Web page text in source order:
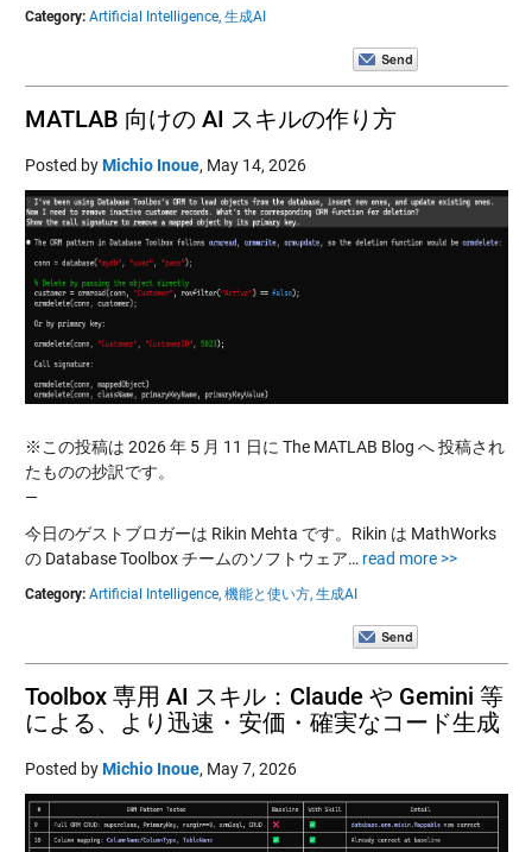
Category: Artificial Intelligence, 生成AI
MATLAB 向けの AI スキルの作り方
Posted byMichio Inoue, May 14, 2026
※この投稿は 2026 年 5 月 11 日に The MATLAB Blog へ 投稿され
たものの抄訳です。
—
今日のゲストブロガーは Rikin Mehta です。Rikin は MathWorks
の Database Toolbox チームのソフトウェア… read more >>
Category: Artificial Intelligence, 機能と使い方, 生成AI
Toolbox 専用 AI スキル：Claude や Gemini 等
による、より迅速・安価・確実なコード生成
Posted byMichio Inoue, May 7, 2026